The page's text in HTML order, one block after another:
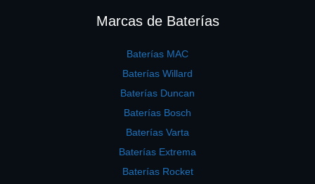
Marcas de Baterías
Baterías MAC
Baterías Willard
Baterías Duncan
Baterías Bosch
Baterías Varta
Baterías Extrema
Baterías Rocket